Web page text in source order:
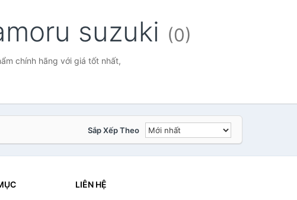
suzuki (0)
chính hãng với giá tốt nhất,
Sắp Xếp Theo
LIÊN HỆ